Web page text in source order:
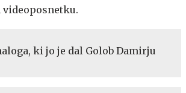
videoposnetku.
ki jo je dal Golob Damirju